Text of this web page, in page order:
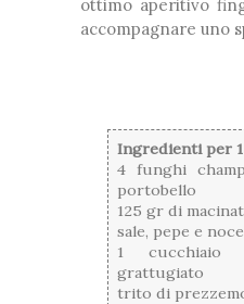
ottimo aperitivo
accompagnare uno
Ingredienti per
4 funghi
portobello
125 gr di
sale, pepe e
1 cucchiaio
grattugiato
trito di